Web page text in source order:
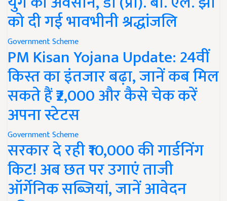
को दी गई भावभीनी श्रद्धांजलि
Government Scheme
PM Kisan Yojana Update: 24वीं
किस्त का इंतजार बढ़ा, जानें कब मिल
सकते हैं ₹2,000 और कैसे चेक करें
अपना स्टेटस
Government Scheme
सरकार दे रही ₹10,000 की गार्डनिंग
किट! अब छत पर उगाएं ताजी
ऑर्गेनिक सब्जियां, जानें आवेदन